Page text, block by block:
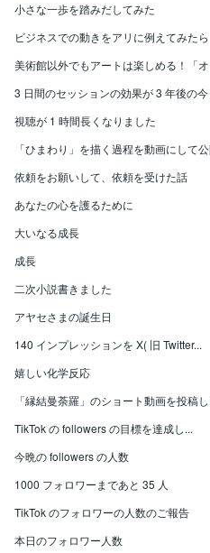
小さな一歩を踏みだしてみた
ビジネスでの動きをアリに例えてみたら
美術館以外でもアートは楽しめる！「
3 日間のセッションの効果が 3 年後の
視聴が 1 時間長くなりました
「ひまわり」を描く過程を動画にして
依頼をお願いして、依頼を受けた話
あなたの心を護るために
大いなる成長
成長
二次小説書きました
アヤセさまの誕生日
140 インプレッションを X( 旧 Twitter...
嬉しい化学反応
「縁結曼荼羅」のショート動画を投稿
TikTok の followers の目標を達成し...
今晩の followers の人数
1000 フォロワーまであと 35 人
TikTok のフォロワーの人数のご報告
本日のフォロワー人数